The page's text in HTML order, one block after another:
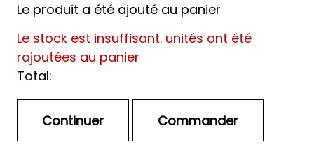
Le produit a été ajouté au panier
Le stock est insuffisant. unités ont été
rajoutées au panier
Total: